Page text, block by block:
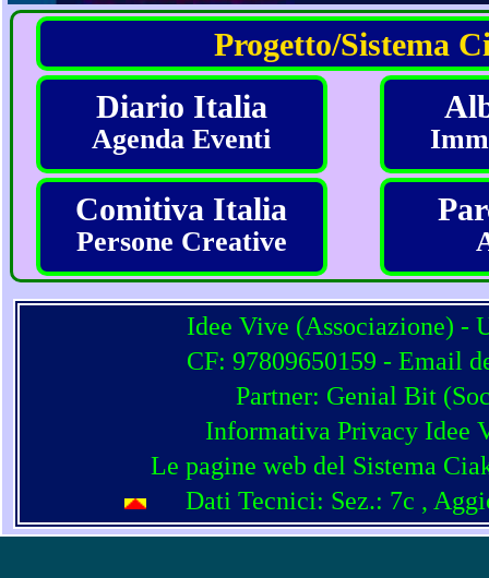
Progetto/Sistema
Diario Italia
Agenda Eventi
Comitiva Italia
Persone Creative
Idee Vive (Associazione) -
CF: 97809650159 - Email
Partner: Genial Bit (
Informativa Privacy Idee
Le pagine web del Sistema
Dati Tecnici: Sez.: 7c ,